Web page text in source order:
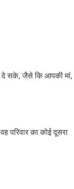
दे सके, जैसे कि आपकी मां,
परिवार का कोई दूसरा